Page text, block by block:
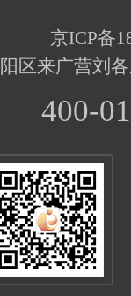
京ICP备
区来广营刘
400-